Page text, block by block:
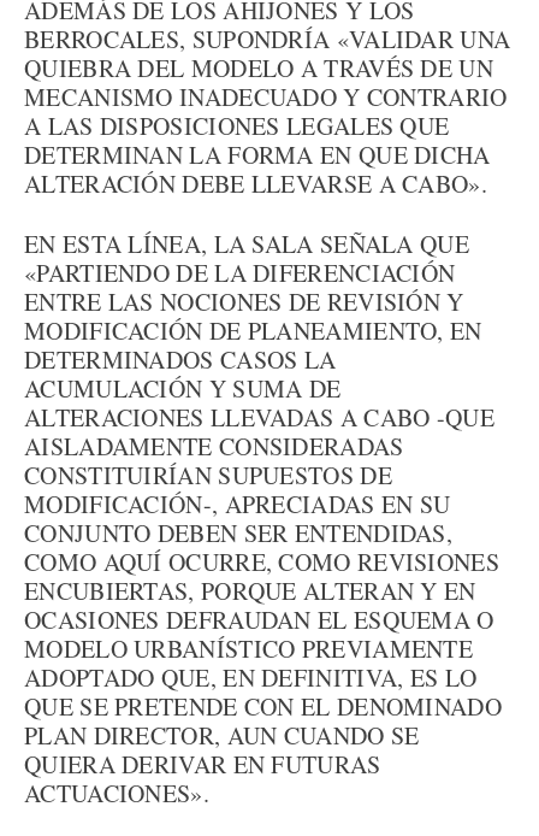
ADEMÁS DE LOS AHIJONES Y LOS
BERROCALES, SUPONDRÍA «VALIDAR UNA
QUIEBRA DEL MODELO A TRAVÉS DE UN
MECANISMO INADECUADO Y CONTRARIO
A LAS DISPOSICIONES LEGALES QUE
DETERMINAN LA FORMA EN QUE DICHA
ALTERACIÓN DEBE LLEVARSE A CABO».
EN ESTA LÍNEA, LA SALA SEÑALA QUE
«PARTIENDO DE LA DIFERENCIACIÓN
ENTRE LAS NOCIONES DE REVISIÓN Y
MODIFICACIÓN DE PLANEAMIENTO, EN
DETERMINADOS CASOS LA
ACUMULACIÓN Y SUMA DE
ALTERACIONES LLEVADAS A CABO -QUE
AISLADAMENTE CONSIDERADAS
CONSTITUIRÍAN SUPUESTOS DE
MODIFICACIÓN-, APRECIADAS EN SU
CONJUNTO DEBEN SER ENTENDIDAS,
COMO AQUÍ OCURRE, COMO REVISIONES
ENCUBIERTAS, PORQUE ALTERAN Y EN
OCASIONES DEFRAUDAN EL ESQUEMA O
MODELO URBANÍSTICO PREVIAMENTE
ADOPTADO QUE, EN DEFINITIVA, ES LO
QUE SE PRETENDE CON EL DENOMINADO
PLAN DIRECTOR, AUN CUANDO SE
QUIERA DERIVAR EN FUTURAS
ACTUACIONES».